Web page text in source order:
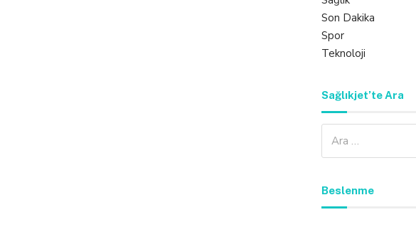
Son Dakika
Spor
Teknoloji
Sağlıkjet’te Ara
Beslenme